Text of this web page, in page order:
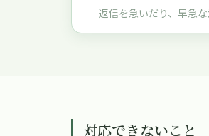
返信を急いだり、早急
対応できないこと